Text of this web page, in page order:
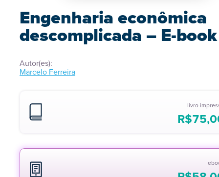
Engenharia econômica
descomplicada – E-book
Autor(es):
Marcelo Ferreira
livro
R$